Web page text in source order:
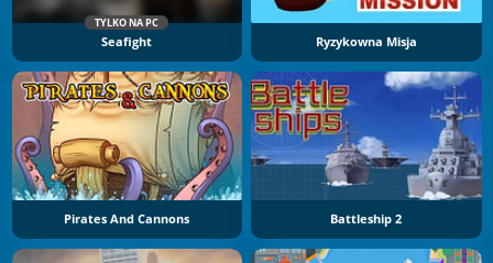
TYLKO NA PC
Seafight Ryzykowna Misja
Pirates And Cannons Battleship 2